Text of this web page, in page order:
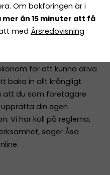
Om bokföringen är i
än 15 minuter att få
med Årsredovisning
för att kunna driva
baka in allt krångligt
att du som företagare
din egen
Vi har koll på reglerna,
säger Åsa